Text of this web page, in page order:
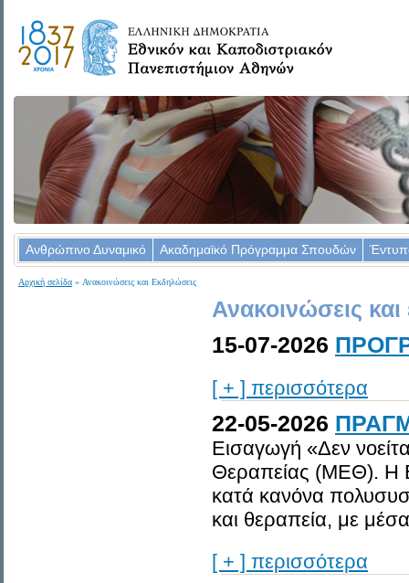
Ανθρώπινο Δυναμικό Ακαδημαϊκό Πρόγραμμα Σπουδών
Αρχική σελίδα » Ανακοινώσεις και Εκδηλώσεις
Ανακοινώσεις
15-07-2026
[ + ] περισσότερα
22-05-2026
Εισαγωγή «Δεν
Θεραπείας (ΜΕΘ). Η
κατά κανόνα
και θεραπεία, με
[ + ] περισσότερα